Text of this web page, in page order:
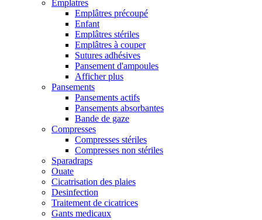
Emplatres
Emplâtres précoupé
Enfant
Emplâtres stériles
Emplâtres à couper
Sutures adhésives
Pansement d'ampoules
Afficher plus
Pansements
Pansements actifs
Pansements absorbantes
Bande de gaze
Compresses
Compresses stériles
Compresses non stériles
Sparadraps
Ouate
Cicatrisation des plaies
Desinfection
Traitement de cicatrices
Gants medicaux